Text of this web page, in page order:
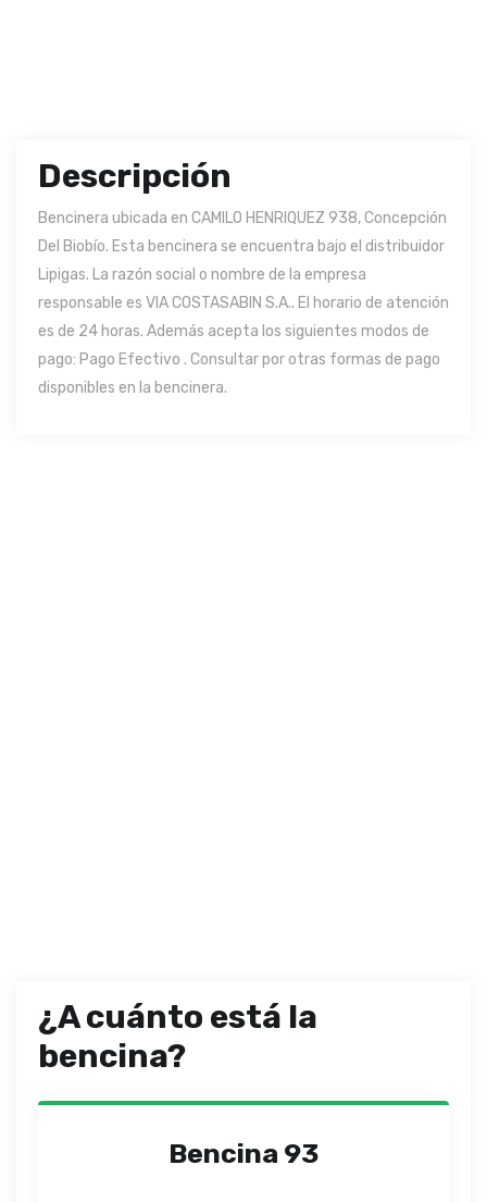
Descripción
Bencinera ubicada en CAMILO HENRIQUEZ 938, Concepción
Del Biobío. Esta bencinera se encuentra bajo el distribuidor
Lipigas. La razón social o nombre de la empresa
responsable es VIA COSTASABIN S.A.. El horario de atención
es de 24 horas. Además acepta los siguientes modos de
pago: Pago Efectivo . Consultar por otras formas de pago
disponibles en la bencinera.
¿A cuánto está la
bencina?
Bencina 93